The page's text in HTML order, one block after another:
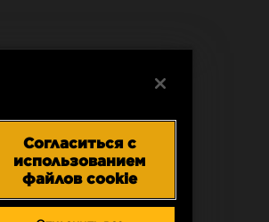
Согласиться с
использованием
файлов cookie